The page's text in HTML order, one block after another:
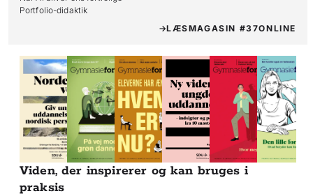
Portfolio-didaktik
LÆSMAGASIN #37ONLINE
Viden, der inspirerer og kan bruges i
praksis